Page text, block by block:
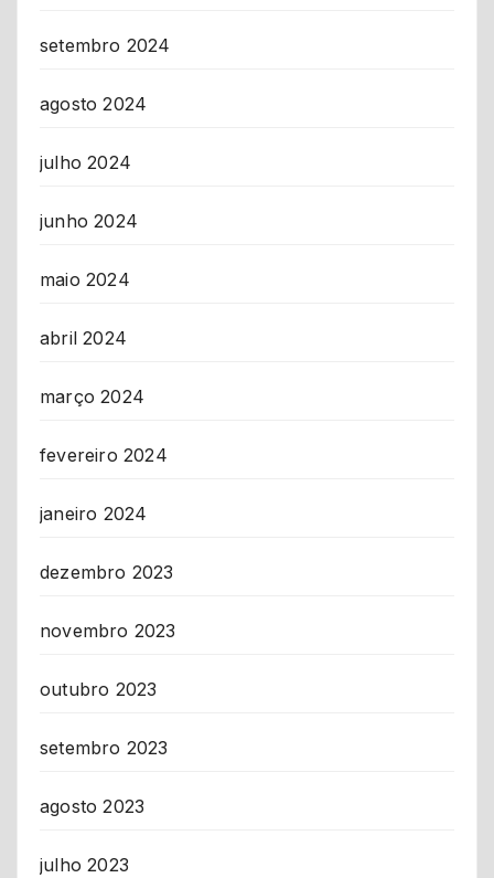
setembro 2024
agosto 2024
julho 2024
junho 2024
maio 2024
abril 2024
março 2024
fevereiro 2024
janeiro 2024
dezembro 2023
novembro 2023
outubro 2023
setembro 2023
agosto 2023
julho 2023